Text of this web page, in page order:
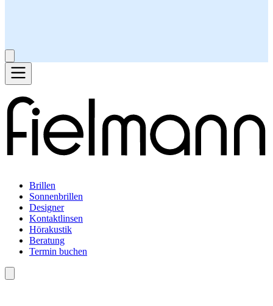
Brillen
Sonnenbrillen
Designer
Kontaktlinsen
Hörakustik
Beratung
Termin buchen